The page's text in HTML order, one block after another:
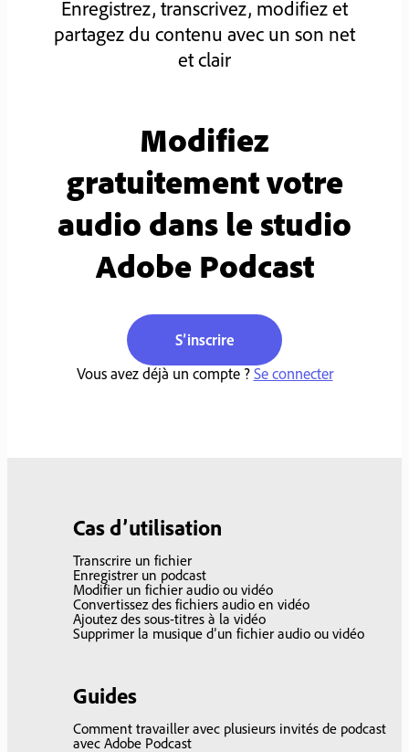
Enregistrez, transcrivez, modifiez et
partagez du contenu avec un son net
et clair
Modifiez
gratuitement votre
audio dans le studio
Adobe Podcast
S’inscrire
Vous avez déjà un compte ?Se connecter
Cas d’utilisation
Transcrire un fichier
Enregistrer un podcast
Modifier un fichier audio ou vidéo
Convertissez des fichiers audio en vidéo
Ajoutez des sous-titres à la vidéo
Supprimer la musique d’un fichier audio ou vidéo
Guides
Comment travailler avec plusieurs invités de podcast
avec Adobe Podcast